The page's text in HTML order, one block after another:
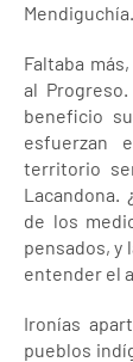
Mendiguchía.
Faltaba
al
beneficio
esfuerzan
territorio
Lacandona.
de los
pensados, y
entender el
Ironías
pueblos